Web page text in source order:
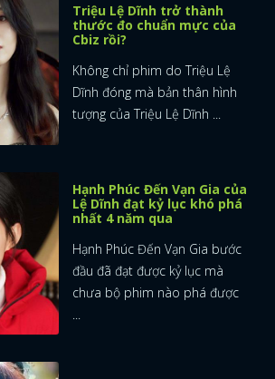
Triệu Lệ Dĩnh trở thành
thước đo chuẩn mực của
Cbiz rồi?
Không chỉ phim do Triệu Lệ
Dĩnh đóng mà bản thân hình
tượng của Triệu Lệ Dĩnh ...
Hạnh Phúc Đến Vạn Gia của
Lệ Dĩnh đạt kỷ lục khó phá
nhất 4 năm qua
Hạnh Phúc Đến Vạn Gia bước
đầu đã đạt được kỷ lục mà
chưa bộ phim nào phá được